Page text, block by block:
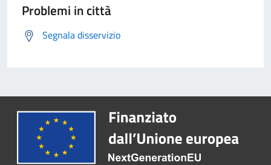
Problemi in città
Segnala disservizio